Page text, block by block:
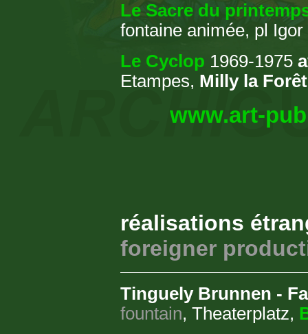
Le Sacre du
fontaine animée, pl
Le Cyclop 1969-1975
Etampes, Milly la
www.art-
réalisations
foreigner
Tinguely Brunnen -
fountain, Theaterplatz,